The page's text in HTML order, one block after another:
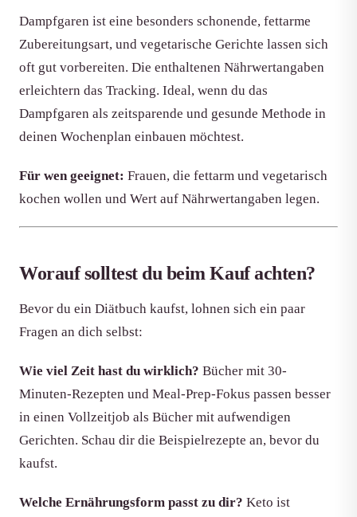
Dampfgaren ist eine besonders schonende, fettarme
Zubereitungsart, und vegetarische Gerichte lassen sich
oft gut vorbereiten. Die enthaltenen Nährwertangaben
erleichtern das Tracking. Ideal, wenn du das
Dampfgaren als zeitsparende und gesunde Methode in
deinen Wochenplan einbauen möchtest.
Für wen geeignet: Frauen, die fettarm und vegetarisch
kochen wollen und Wert auf Nährwertangaben legen.
Worauf solltest du beim Kauf achten?
Bevor du ein Diätbuch kaufst, lohnen sich ein paar
Fragen an dich selbst:
Wie viel Zeit hast du wirklich? Bücher mit 30-
Minuten-Rezepten und Meal-Prep-Fokus passen besser
in einen Vollzeitjob als Bücher mit aufwendigen
Gerichten. Schau dir die Beispielrezepte an, bevor du
kaufst.
Welche Ernährungsform passt zu dir? Keto ist